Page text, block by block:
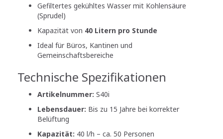
Gefiltertes gekühltes Wasser mit Kohlensäure
(Sprudel)
Kapazität von 40 Litern pro Stunde
Ideal für Büros, Kantinen und
Gemeinschaftsbereiche
Technische Spezifikationen
Artikelnummer: S40i
Lebensdauer: Bis zu 15 Jahre bei korrekter
Belüftung
Kapazität: 40 l/h – ca. 50 Personen